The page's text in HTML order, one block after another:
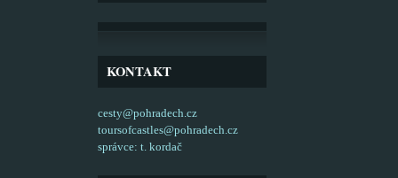
KONTAKT
cesty@pohradech.cz
toursofcastles@pohradech.cz
správce: t. kordač